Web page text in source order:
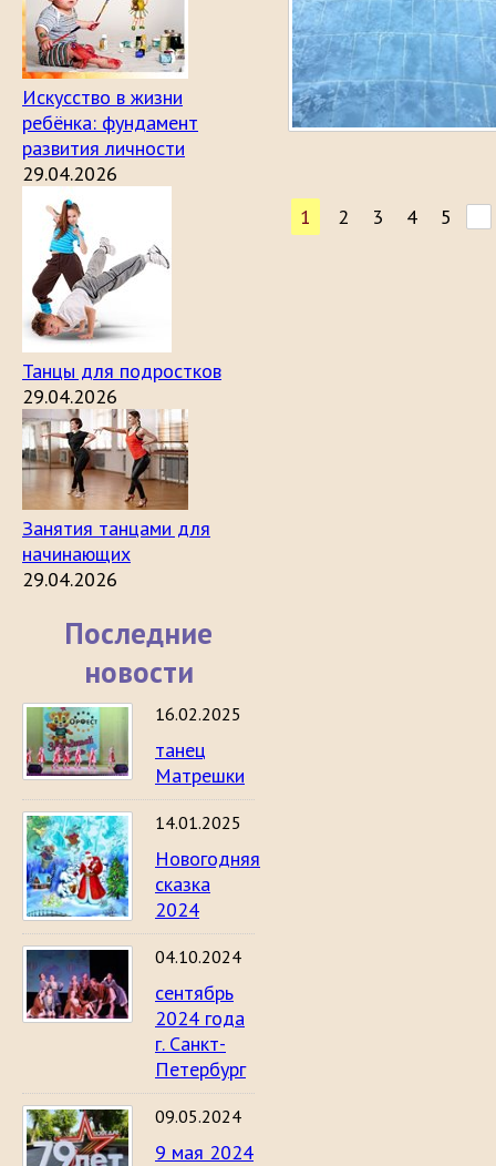
Искусство в жизни
ребёнка: фундамент
развития личности
29.04.2026
Танцы для подростков
29.04.2026
Занятия танцами для
начинающих
29.04.2026
Последние
новости
16.02.2025
танец
Матрешки
14.01.2025
Новогодняя
сказка
2024
04.10.2024
сентябрь
2024 года
г. Санкт-
Петербург
09.05.2024
9 мая 2024
1 2 3 4 5